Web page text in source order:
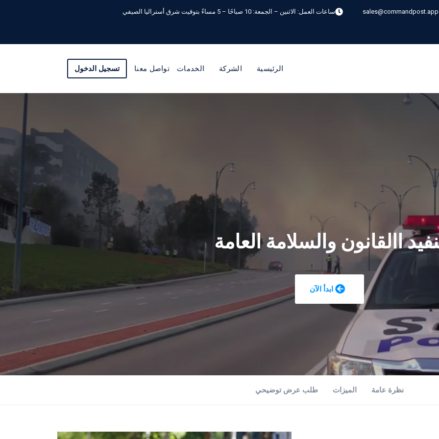
sales@commandpost.app ساعات العمل: الاثنين – الجمعة: 10 صباحًا – 5 مساءً بتوقيت شرق أستراليا الصيفي
الرئيسية الشركة الخدمات تواصل معنا تسجيل الدخول
االقانون والسلامة العامة
ابدأ الآن
نظرة عامة الميزات طلب عرض توضيحي